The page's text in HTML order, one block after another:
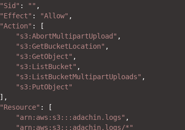
"Sid" : "" ,
"Effect" : "Allow" ,
"Action" :
[
"s3:AbortMultipartUpload" ,
"s3:GetBucketLocation" ,
"s3:GetObject" ,
"s3:ListBucket" ,
"s3:ListBucketMultipartUploads" ,
"s3:PutObject"
] ,
"Resource" :
[
"arn:aws:s3:::adachin.logs" ,
"arn:aws:s3:::adachin.logs/*"